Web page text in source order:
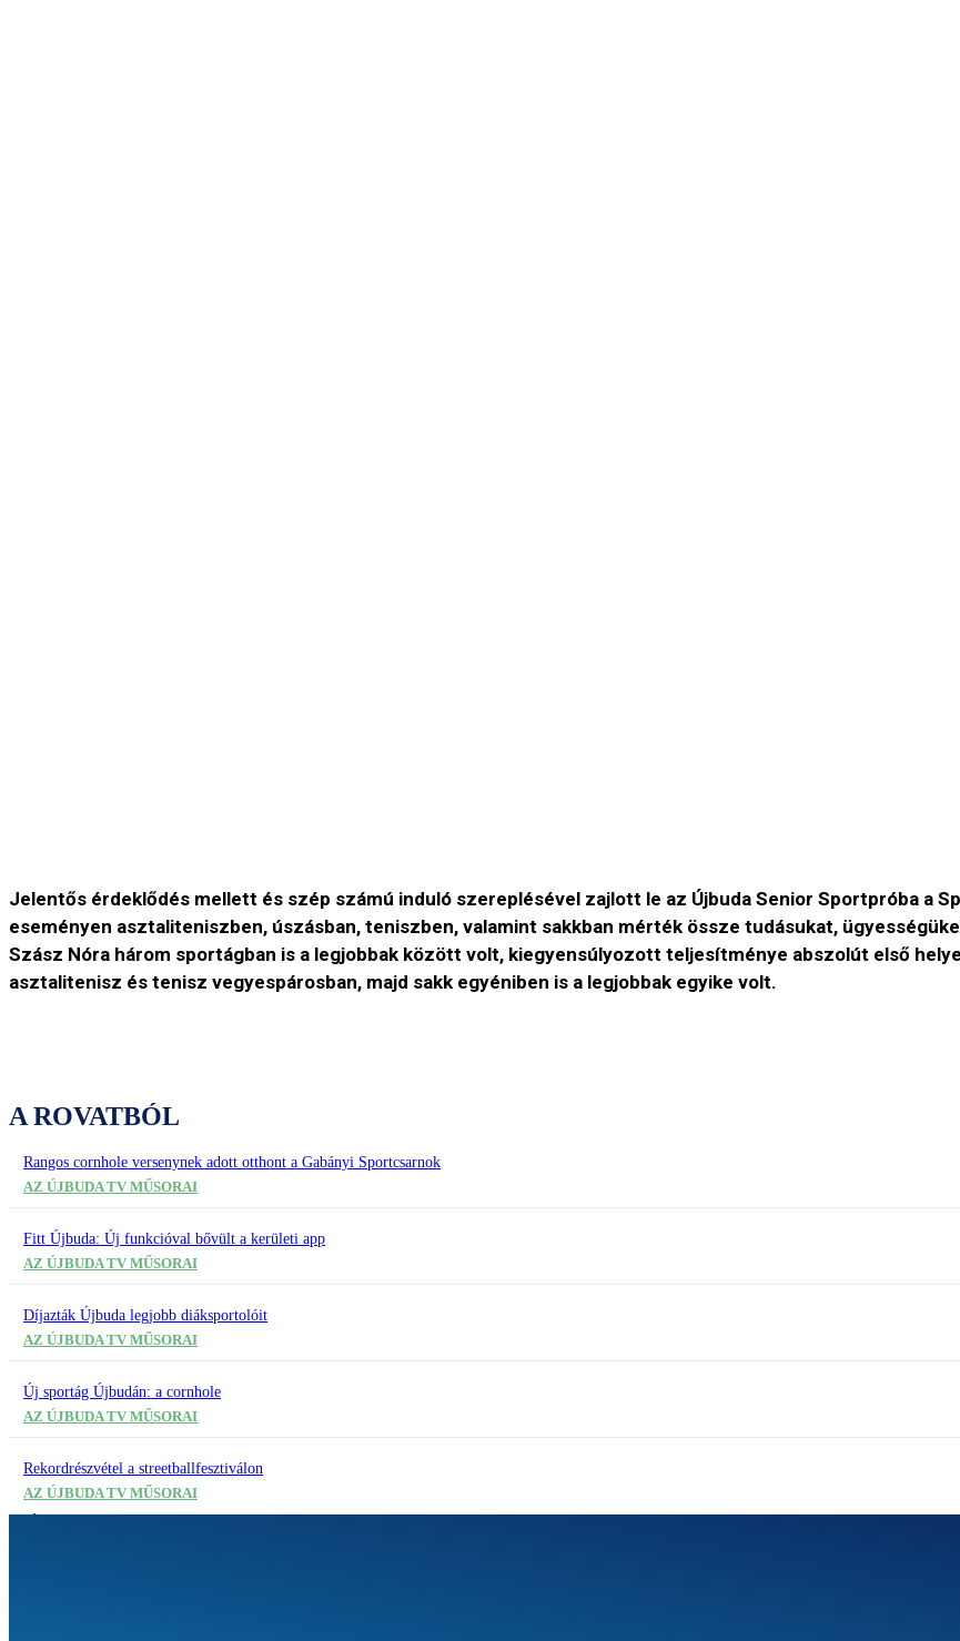
Jelentős érdeklődés mellett és szép számú induló szereplésével zajlott le az Újbuda Senior Sportpróba a
eseményen asztaliteniszben, úszásban, teniszben, valamint sakkban mérték össze tudásukat,
Szász Nóra három sportágban is a legjobbak között volt, kiegyensúlyozott teljesítménye abszolút első
asztalitenisz és tenisz vegyespárosban, majd sakk egyéniben is a legjobbak egyike volt.
A ROVATBÓL
Rangos cornhole versenynek adott otthont a Gabányi Sportcsarnok
AZ ÚJBUDA TV MŰSORAI
Fitt Újbuda: Új funkcióval bővült a kerületi app
AZ ÚJBUDA TV MŰSORAI
Díjazták Újbuda legjobb diáksportolóit
AZ ÚJBUDA TV MŰSORAI
Új sportág Újbudán: a cornhole
AZ ÚJBUDA TV MŰSORAI
Rekordrészvétel a streetballfesztiválon
AZ ÚJBUDA TV MŰSORAI